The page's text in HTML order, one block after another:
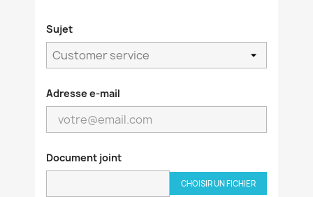
Sujet
Adresse e-mail
Document joint
CHOISIR UN FICHIER